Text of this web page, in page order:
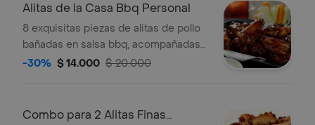
Alitas de la Casa Bbq Personal
8 exquisitas piezas de alitas de pollo
bañadas en salsa bbq, acompañadas
con papas a la francesa y gaseosa
-30% $ 14.000 $ 20.000
Combo para 2 Alitas Finas